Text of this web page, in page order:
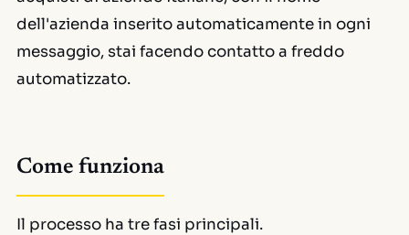
dell'azienda inserito automaticamente in ogni
messaggio, stai facendo contatto a freddo
automatizzato.
Come funziona
Il processo ha tre fasi principali.